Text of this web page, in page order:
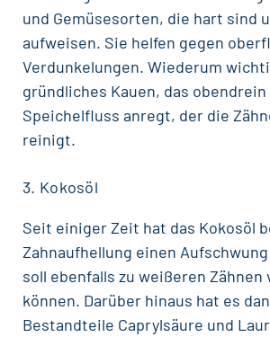
und Gemüsesorten, die hart sind
aufweisen. Sie helfen gegen
Verdunkelungen. Wiederum
gründliches Kauen, das obendrein
Speichelfluss anregt, der die
reinigt.
3. Kokosöl
Seit einiger Zeit hat das Kokosöl
Zahnaufhellung einen
soll ebenfalls zu weißeren Zähnen
können. Darüber hinaus hat es
Bestandteile Caprylsäure und